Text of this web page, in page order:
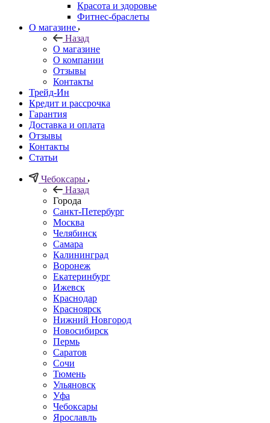
Красота и здоровье
Фитнес-браслеты
О магазине
Назад
О магазине
О компании
Отзывы
Контакты
Трейд-Ин
Кредит и рассрочка
Гарантия
Доставка и оплата
Отзывы
Контакты
Статьи
Чебоксары
Назад
Города
Санкт-Петербург
Москва
Челябинск
Самара
Калининград
Воронеж
Екатеринбург
Ижевск
Краснодар
Красноярск
Нижний Новгород
Новосибирск
Пермь
Саратов
Сочи
Тюмень
Ульяновск
Уфа
Чебоксары
Ярославль